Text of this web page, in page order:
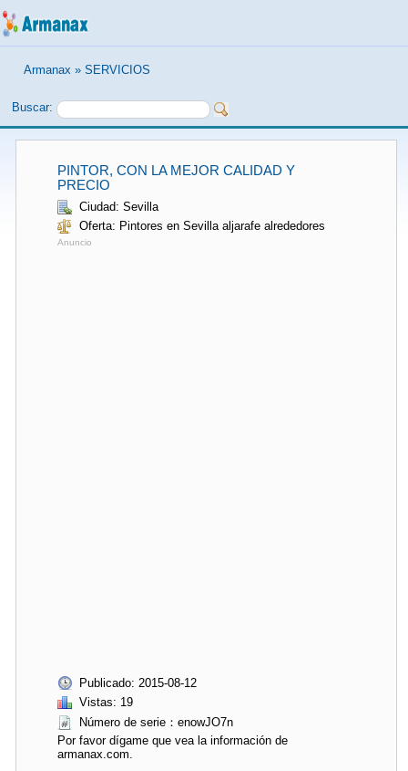
Armanax » SERVICIOS
Buscar:
PINTOR, CON LA MEJOR CALIDAD Y
PRECIO
Ciudad: Sevilla
Oferta: Pintores en Sevilla aljarafe alrededores
Anuncio
Publicado: 2015-08-12
Vistas: 19
Número de serie：enowJO7n
Por favor dígame que vea la información de
armanax.com.